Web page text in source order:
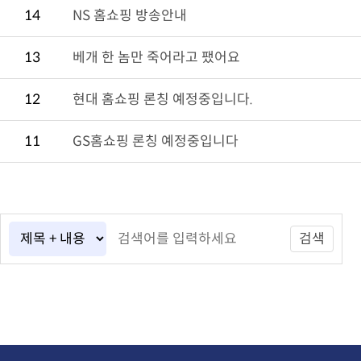
14 NS 홈쇼핑 방송안내
13 베개 한 놈만 죽어라고 팼어요
12 현대 홈쇼핑 론칭 예정중입니다.
11 GS홈쇼핑 론칭 예정중입니다
검색